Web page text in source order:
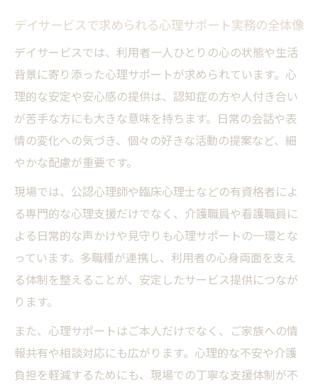
実態
放課後等デイサービス心理職の資格要件徹底解
説
デイサービス心理職に必要な資格要件を整
理
心理指導担当職員に求められる学歴と実務
経験
加算算定に必須となる心理担当職員の資格
例
心理的サポートとは何か現場目線で整理
デイサービス現場での心理的サポートの具
デイサービスで求められる心理サポート実務の全体像
デイサービスでは、利用者一人ひとりの心の状態や生活
背景に寄り添った心理サポートが求められています。心
理的な安定や安心感の提供は、認知症の方や人付き合い
が苦手な方にも大きな意味を持ちます。日常の会話や表
情の変化への気づき、個々の好きな活動の提案など、細
やかな配慮が重要です。
現場では、公認心理師や臨床心理士などの有資格者によ
る専門的な心理支援だけでなく、介護職員や看護職員に
よる日常的な声かけや見守りも心理サポートの一環とな
っています。多職種が連携し、利用者の心身両面を支え
る体制を整えることが、安定したサービス提供につなが
ります。
また、心理サポートはご本人だけでなく、ご家族への情
報共有や相談対応にも広がります。心理的な不安や介護
負担を軽減するためにも、現場での丁寧な支援体制が不